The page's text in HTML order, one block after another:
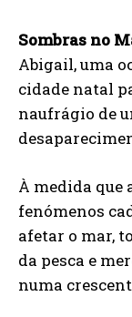
Sombras no
Abigail, uma
cidade natal
naufrágio de
À medida que
fenómenos
afetar o mar,
da pesca e
numa